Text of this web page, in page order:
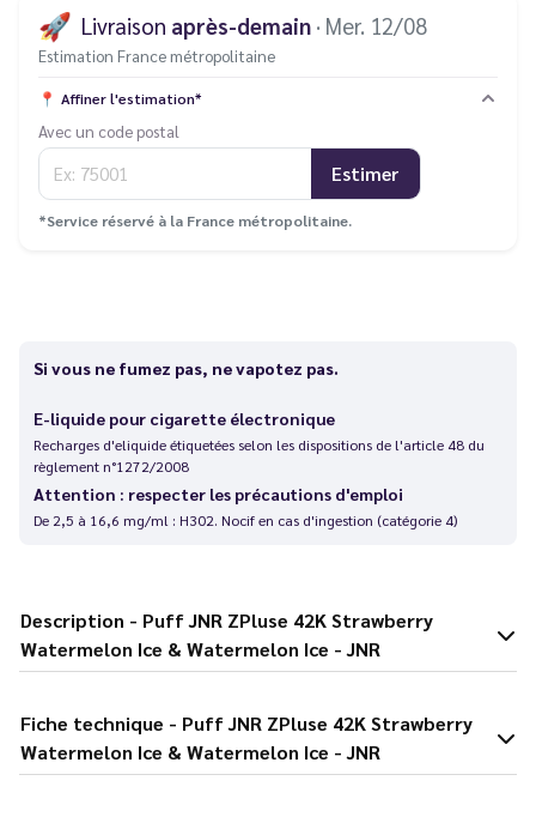
🚀 Livraison après-demain · Mer. 12/08
Estimation France métropolitaine
📍 Affiner l'estimation*
Avec un code postal
Estimer
*Service réservé à la France métropolitaine.
Si vous ne fumez pas, ne vapotez pas.
E-liquide pour cigarette électronique
Recharges d'eliquide étiquetées selon les dispositions de l'article 48 du
règlement n°1272/2008
Attention : respecter les précautions d'emploi
De 2,5 à 16,6 mg/ml : H302. Nocif en cas d'ingestion (catégorie 4)
Description - Puff JNR ZPluse 42K Strawberry
Watermelon Ice & Watermelon Ice - JNR
Fiche technique - Puff JNR ZPluse 42K Strawberry
Watermelon Ice & Watermelon Ice - JNR